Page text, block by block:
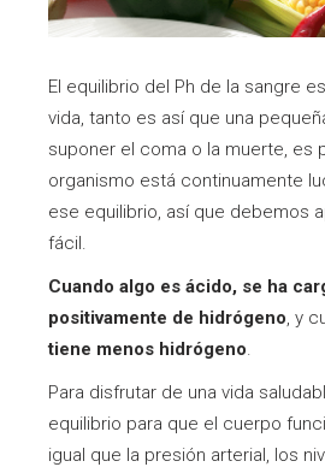
El equilibrio del Ph de la sangre
vida, tanto es así que una
suponer el coma o la muerte, es
organismo está continuamente
ese equilibrio, así que debemos
fácil.
Cuando algo es ácido, se ha
positivamente de hidrógeno, y
tiene menos hidrógeno.
Para disfrutar de una vida
equilibrio para que el cuerpo
igual que la presión arterial, los